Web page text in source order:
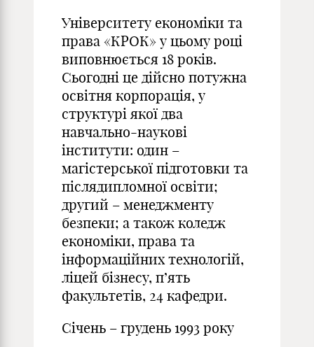
Університету економіки та
права «КРОК» у цьому році
виповнюється 18 років.
Сьогодні це дійсно потужна
освітня корпорація, у
структурі якої два
навчально-наукові
інститути: один –
магістерської підготовки та
післядипломної освіти;
другий – менеджменту
безпеки; а також коледж
економіки, права та
інформаційних технологій,
ліцей бізнесу, п’ять
факультетів, 24 кафедри.
Січень – грудень 1993 року